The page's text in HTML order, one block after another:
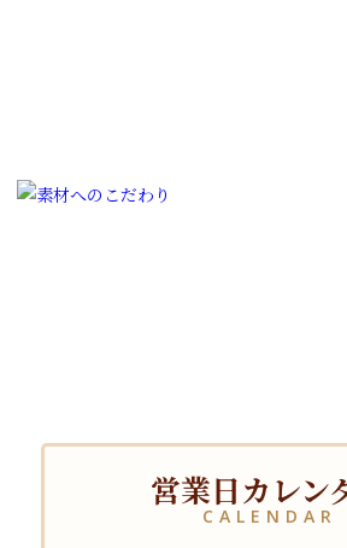
営業日カレン
CALENDAR